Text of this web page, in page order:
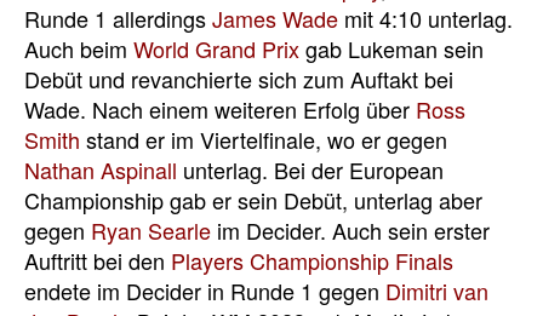
Runde 1 allerdingsJames Wade mit 4:10 unterlag.
Auch beim World Grand Prixgab Lukeman sein
Debüt und revanchierte sich zum Auftakt bei
Wade. Nach einem weiteren Erfolg über Ross
Smith stand er im Viertelfinale, wo er gegen
Nathan Aspinall unterlag. Bei der European
Championship gab er sein Debüt, unterlag aber
gegen Ryan Searle im Decider. Auch sein erster
Auftritt bei den Players Championship Finals
endete im Decider in Runde 1 gegen Dimitri van